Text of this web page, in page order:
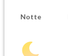
Notte